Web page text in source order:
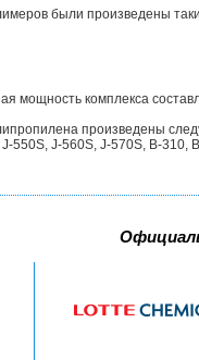
были произведены
мощность комплекса
произведены
550S, J-560S, J-570S, B-